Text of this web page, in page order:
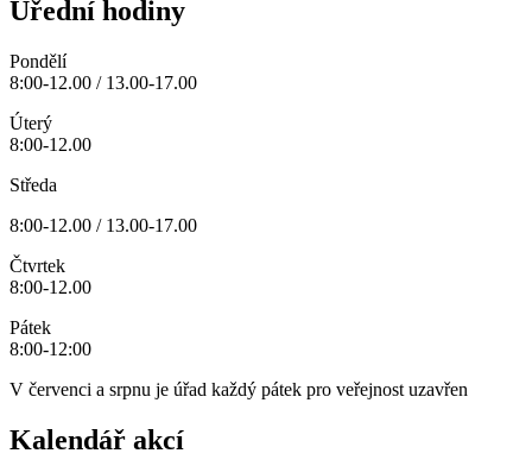
Úřední hodiny
Pondělí
8:00-12.00 / 13.00-17.00
Úterý
8:00-12.00
Středa
8:00-12.00 / 13.00-17.00
Čtvrtek
8:00-12.00
Pátek
8:00-12:00
V červenci a srpnu je úřad každý pátek pro veřejnost uzavřen
Kalendář akcí